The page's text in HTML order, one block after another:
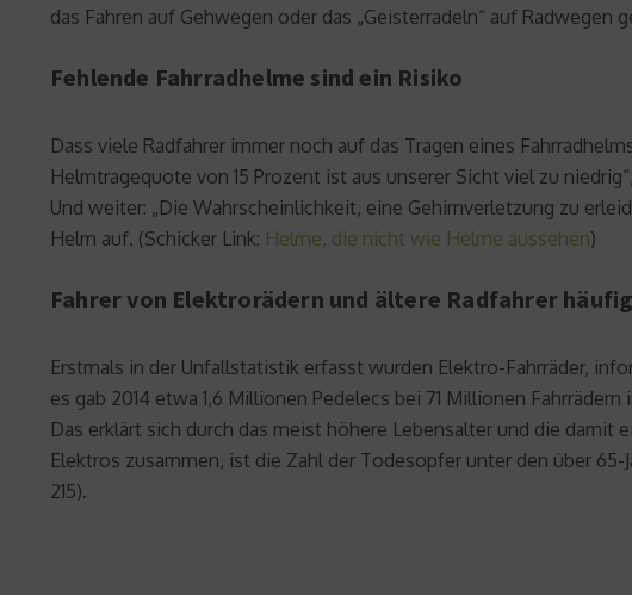
das Fahren auf Gehwegen oder das „Geisterradeln“ auf
Fehlende Fahrradhelme sind ein Risiko
Dass viele Radfahrer immer noch auf das Tragen eines
Helmtragequote von 15 Prozent ist aus unserer Sicht viel zu
Und weiter: „Die Wahrscheinlichkeit, eine Gehirnverletzung zu
Helm auf. (Schicker Link: Helme, die nicht wie Helme aussehen)
Fahrer von Elektrorädern und ältere Radfahrer
Erstmals in der Unfallstatistik erfasst wurden Elektro-Fahrräder,
es gab 2014 etwa 1,6 Millionen Pedelecs bei 71 Millionen
Das erklärt sich durch das meist höhere Lebensalter und die damit
Elektros zusammen, ist die Zahl der Todesopfer unter den über 65-
215).